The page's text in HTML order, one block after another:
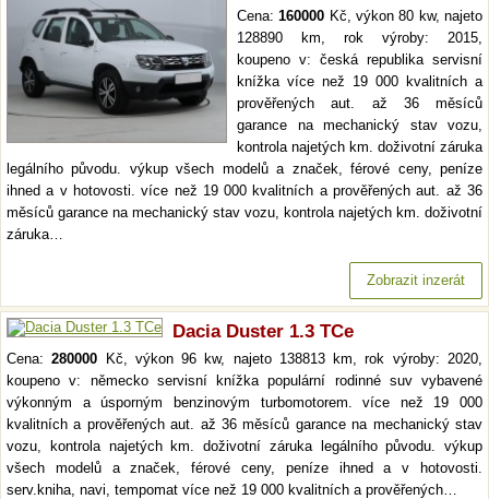
Cena:160000 Kč, výkon 80 kw, najeto
128890 km, rok výroby: 2015,
koupeno v: česká republika servisní
knížka více než 19 000 kvalitních a
prověřených aut. až 36 měsíců
garance na mechanický stav vozu,
kontrola najetých km. doživotní záruka
legálního původu. výkup všech modelů a značek, férové ceny, peníze
ihned a v hotovosti. více než 19 000 kvalitních a prověřených aut. až 36
měsíců garance na mechanický stav vozu, kontrola najetých km. doživotní
záruka…
Zobrazit inzerát
Dacia Duster 1.3 TCe
Cena:280000 Kč, výkon 96 kw, najeto 138813 km, rok výroby: 2020,
koupeno v: německo servisní knížka populární rodinné suv vybavené
výkonným a úsporným benzinovým turbomotorem. více než 19 000
kvalitních a prověřených aut. až 36 měsíců garance na mechanický stav
vozu, kontrola najetých km. doživotní záruka legálního původu. výkup
všech modelů a značek, férové ceny, peníze ihned a v hotovosti.
serv.kniha, navi, tempomat více než 19 000 kvalitních a prověřených…